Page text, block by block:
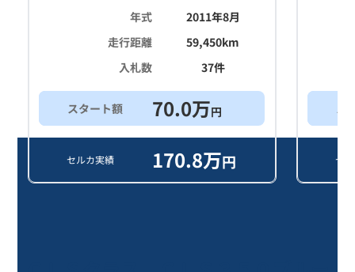
年式
2011年8月
走行距離
59,450km
入札数
37件
スタート額 70.0万円
セルカ実績 170.8万円 セ